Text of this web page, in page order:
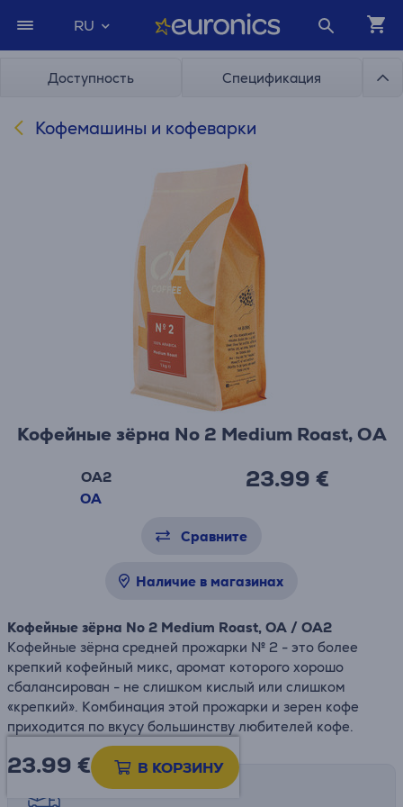
RU
Доступность Спецификация
Кофемашины и кофеварки
Кофейные зёрна No 2 Medium Roast, OA
OA2
OA
23.99 €
Сравните
Наличие в магазинах
Кофейные зёрна No 2 Medium Roast, OA / OA2
Кофейные зёрна средней прожарки № 2 - это более
крепкий кофейный микс, аромат которого хорошо
сбалансирован - не слишком кислый или слишком
«крепкий». Комбинация этой прожарки и зерен кофе
приходится по вкусу большинству любителей кофе.
23.99 € В КОРЗИНУ
Возможности доставки